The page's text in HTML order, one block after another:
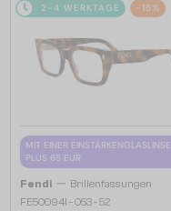
2-4 WERKTAGE -15%
MIT EINER EINSTÄRKENGLASLINSE
PLUS 65 EUR
Fendi — Brillenfassungen
FE50094I - 053 - 52